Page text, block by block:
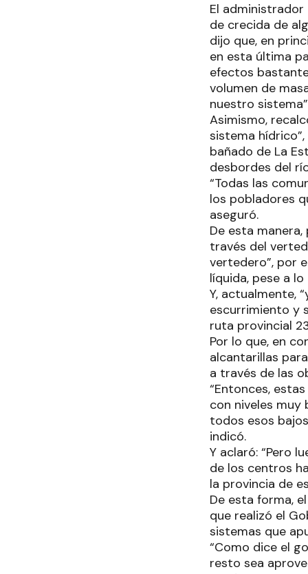
El administrador
de crecida de
dijo que, en
en esta última
efectos
volumen de
nuestro
Asimismo,
sistema
bañado de La
desbordes del
“Todas las
los pobladores
aseguró.
De esta
través del
vertedero”, por
líquida, pese a
Y, actualmente,
escurrimiento y
ruta provincial
Por lo que, en
alcantarillas
a través de las
“Entonces,
con niveles
todos esos
indicó.
Y aclaró: “Pero
de los centros
la provincia de
De esta forma,
que realizó el
sistemas que
“Como dice el
resto sea